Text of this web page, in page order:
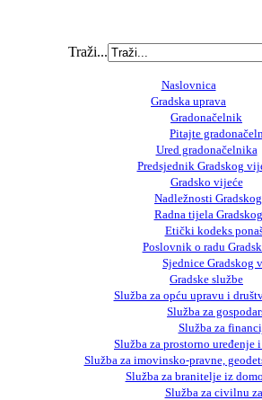
Traži...
Naslovnica
Gradska uprava
Gradonačelnik
Pitajte
Ured gradonačelnika
Predsjednik Gradskog
Gradsko vijeće
Nadležnosti
Radna tijela
Etički kodeks
Poslovnik o radu
Sjednice Gradskog
Gradske službe
Služba za opću upravu i
Služba za
Služba za
Služba za prostorno uređenje
Služba za imovinsko-pravne,
Služba za branitelje iz
Služba za civilnu